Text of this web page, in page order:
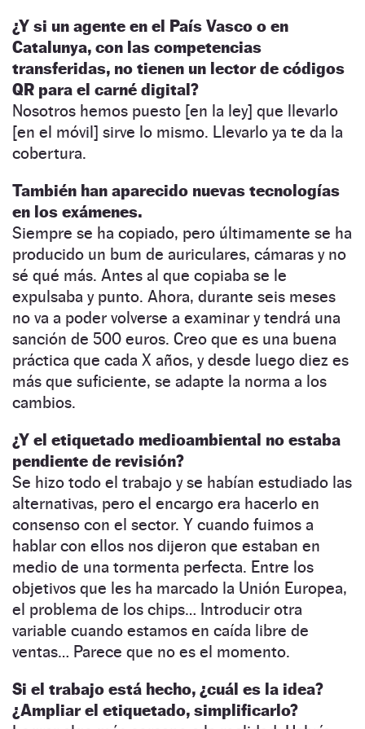
¿Y si un agente en el País Vasco o en
Catalunya, con las competencias
transferidas, no tienen un lector de códigos
QR para el carné digital?
Nosotros hemos puesto [en la ley] que llevarlo
[en el móvil] sirve lo mismo. Llevarlo ya te da la
cobertura.
También han aparecido nuevas tecnologías
en los exámenes.
Siempre se ha copiado, pero últimamente se ha
producido un bum de auriculares, cámaras y no
sé qué más. Antes al que copiaba se le
expulsaba y punto. Ahora, durante seis meses
no va a poder volverse a examinar y tendrá una
sanción de 500 euros. Creo que es una buena
práctica que cada X años, y desde luego diez es
más que suficiente, se adapte la norma a los
cambios.
¿Y el etiquetado medioambiental no estaba
pendiente de revisión?
Se hizo todo el trabajo y se habían estudiado las
alternativas, pero el encargo era hacerlo en
consenso con el sector. Y cuando fuimos a
hablar con ellos nos dijeron que estaban en
medio de una tormenta perfecta. Entre los
objetivos que les ha marcado la Unión Europea,
el problema de los chips… Introducir otra
variable cuando estamos en caída libre de
ventas… Parece que no es el momento.
Si el trabajo está hecho, ¿cuál es la idea?
¿Ampliar el etiquetado, simplificarlo?